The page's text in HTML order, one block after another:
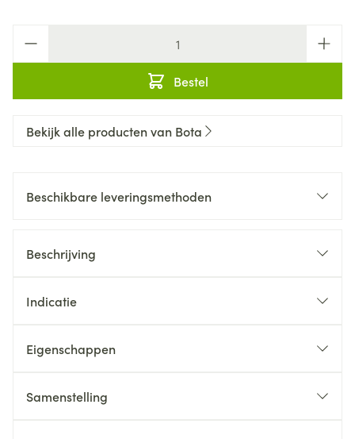
Bestel
Bekijk alle producten van Bota
Beschikbare leveringsmethoden
Beschrijving
Indicatie
Eigenschappen
Samenstelling